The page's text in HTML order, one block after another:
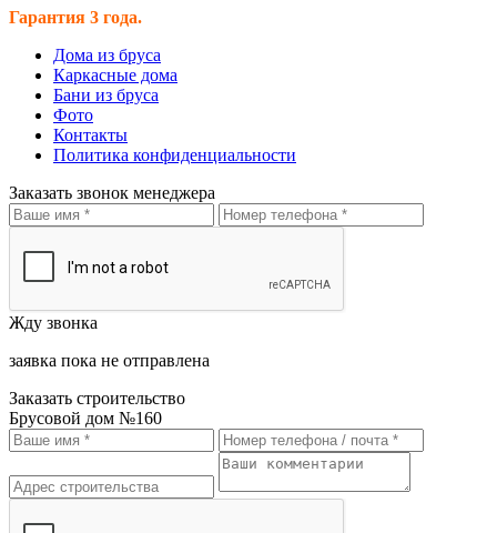
Гарантия 3 года.
Дома из бруса
Каркасные дома
Бани из бруса
Фото
Контакты
Политика конфиденциальности
Заказать звонок менеджера
Жду звонка
заявка пока не отправлена
Заказать строительство
Брусовой дом №160